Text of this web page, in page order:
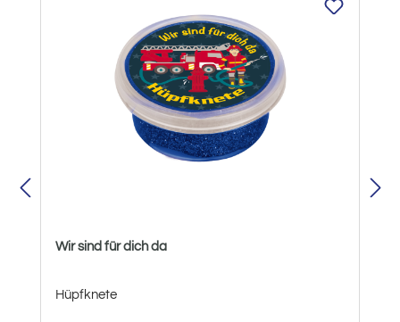
Wir sind für dich da
Hüpfknete